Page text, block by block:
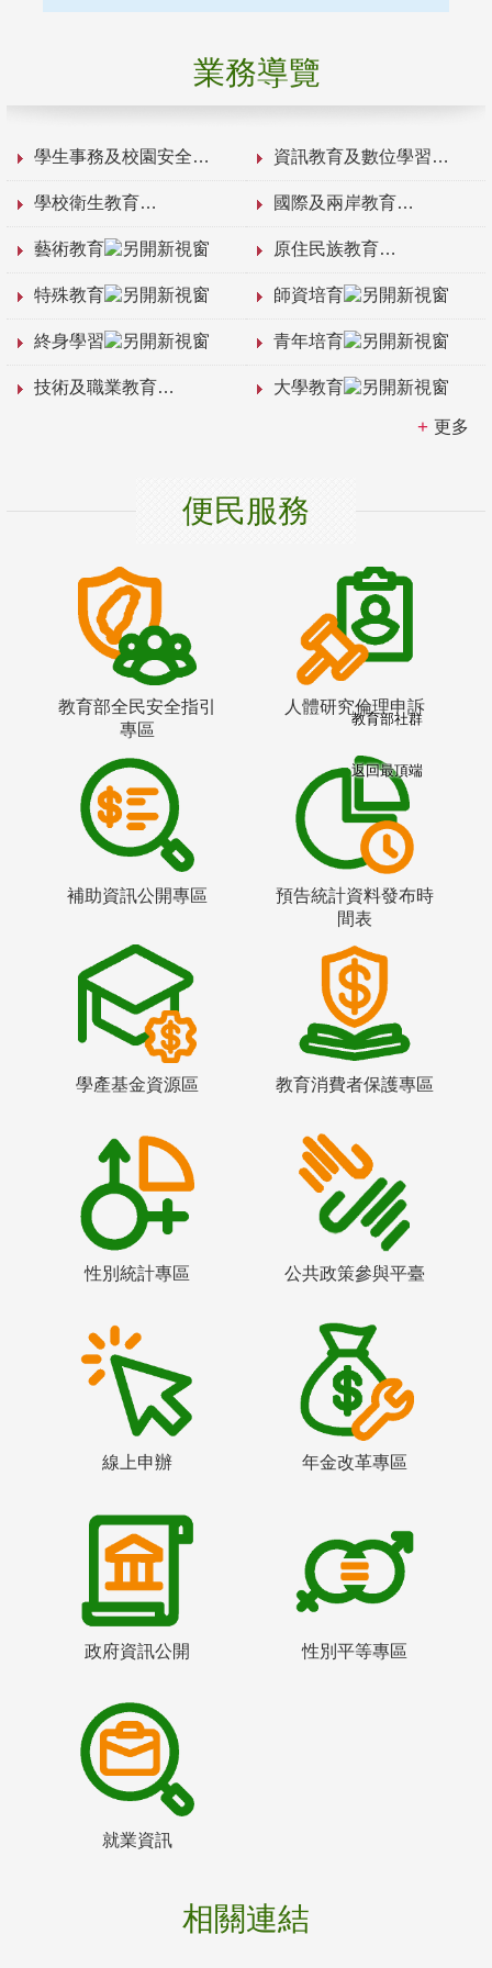
業務導覽
學生事務及校園安全 資訊教育及數位學習
學校衛生教育 國際及兩岸教育
藝術教育 原住民族教育
特殊教育 師資培育
終身學習 青年培育
技術及職業教育 大學教育
更多
便民服務
教育部全民安全指引
專區
人體研究倫理申訴
補助資訊公開專區
預告統計資料發布時
間表
學產基金資源區 教育消費者保護專區
性別統計專區 公共政策參與平臺
線上申辦 年金改革專區
政府資訊公開 性別平等專區
就業資訊
相關連結
教育部社群
返回最頂端